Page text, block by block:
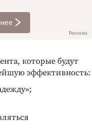
Реклама
которые будут
эффективность: